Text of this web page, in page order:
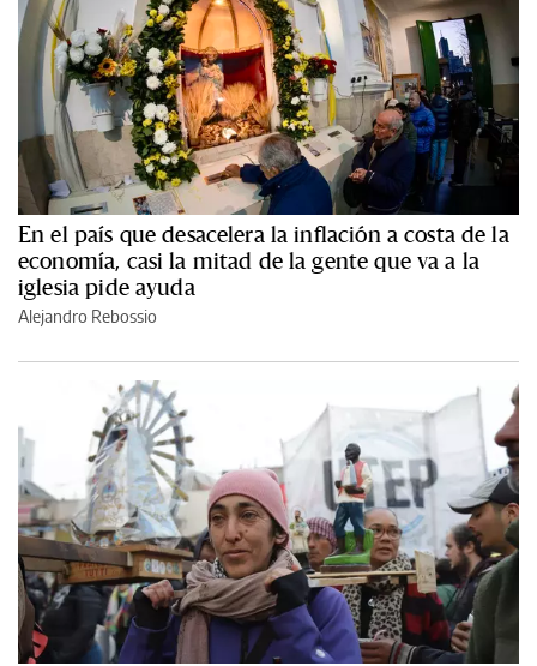
En el país que desacelera la inflación a costa de la
economía, casi la mitad de la gente que va a la
iglesia pide ayuda
Alejandro Rebossio